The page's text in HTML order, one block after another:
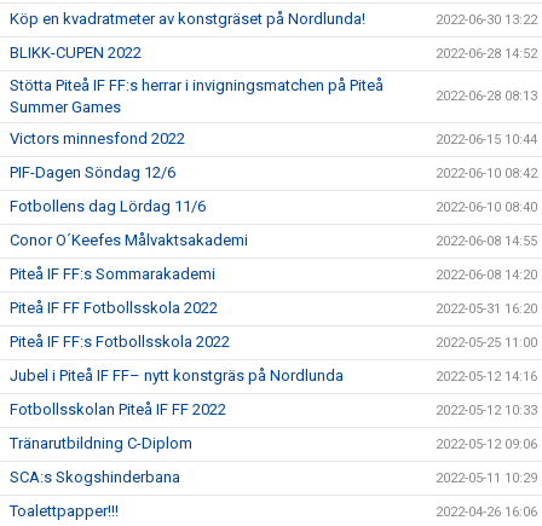
Köp en kvadratmeter av konstgräset på Nordlunda! 2022-06-30 13:22
BLIKK-CUPEN 2022 2022-06-28 14:52
Stötta Piteå IF FF:s herrar i invigningsmatchen på Piteå
Summer Games
2022-06-28 08:13
Victors minnesfond 2022 2022-06-15 10:44
PIF-Dagen Söndag 12/6 2022-06-10 08:42
Fotbollens dag Lördag 11/6 2022-06-10 08:40
Conor O´Keefes Målvaktsakademi 2022-06-08 14:55
Piteå IF FF:s Sommarakademi 2022-06-08 14:20
Piteå IF FF Fotbollsskola 2022 2022-05-31 16:20
Piteå IF FF:s Fotbollsskola 2022 2022-05-25 11:00
Jubel i Piteå IF FF– nytt konstgräs på Nordlunda 2022-05-12 14:16
Fotbollsskolan Piteå IF FF 2022 2022-05-12 10:33
Tränarutbildning C-Diplom 2022-05-12 09:06
SCA:s Skogshinderbana 2022-05-11 10:29
Toalettpapper!!! 2022-04-26 16:06